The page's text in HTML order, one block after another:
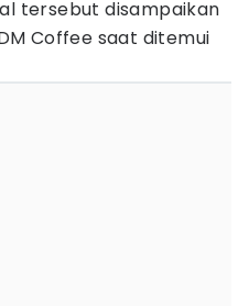
tersebut disampaikan
Coffee saat ditemui